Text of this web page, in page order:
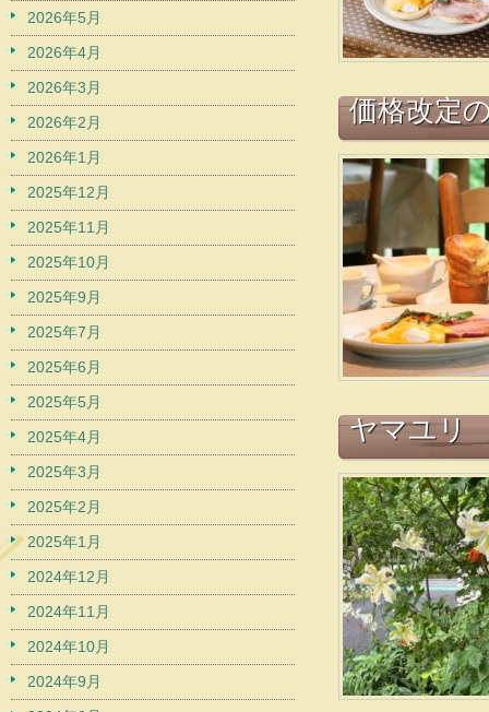
価格改定
ヤマユリ
2026年5月
2026年4月
2026年3月
2026年2月
2026年1月
2025年12月
2025年11月
2025年10月
2025年9月
2025年7月
2025年6月
2025年5月
2025年4月
2025年3月
2025年2月
2025年1月
2024年12月
2024年11月
2024年10月
2024年9月